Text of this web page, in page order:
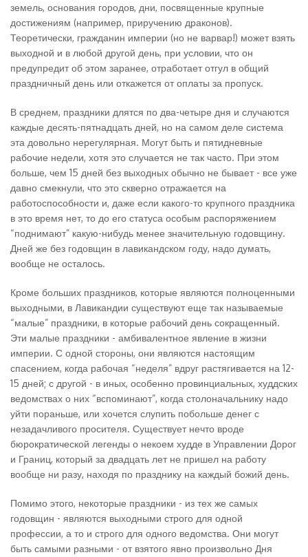
земель, основания городов, дни, посвященные крупные
достижениям (например, приручению драконов).
Теоретически, гражданин империи (но не варвар!) может взять
выходной и в любой другой день, при условии, что он
предупредит об этом заранее, отработает отгул в общий
праздничный день или откажется от оплаты за пропуск.
В среднем, праздники длятся по два-четыре дня и случаются
каждые десять-пятнадцать дней, но на самом деле система
эта довольно нерегулярная. Могут быть и пятидневные
рабочие недели, хотя это случается не так часто. При этом
больше, чем 15 дней без выходных обычно не бывает - все уже
давно смекнули, что это скверно отражается на
работоспособности и, даже если какого-то крупного праздника
в это время нет, то до его статуса особым распоряжением
“поднимают” какую-нибудь менее значительную годовщину.
Дней же без годовщин в лавикандском году, надо думать,
вообще не осталось.
Кроме больших праздников, которые являются полноценными
выходными, в Лавикандии существуют еще так называемые
“малые” праздники, в которые рабочий день сокращенный.
Эти малые праздники - амбивалентное явление в жизни
империи. С одной стороны, они являются настоящим
спасением, когда рабочая “неделя” вдруг растягивается на 12-
15 дней; с другой - в иных, особенно провинциальных, худдских
ведомствах о них “вспоминают”, когда столоначальнику надо
уйти пораньше, или хочется слупить побольше денег с
незадачливого просителя. Существует нечто вроде
бюрократической легенды о некоем худде в Управлении Дорог
и Границ, который за двадцать лет не пришел на работу
вообще ни разу, находя по празднику на каждый божий день.
Помимо этого, некоторые праздники - из тех же самых
годовщин - являются выходными строго для одной
профессии, а то и строго для одного ведомства. Они могут
быть самыми разными - от взятого явно произвольно Дня